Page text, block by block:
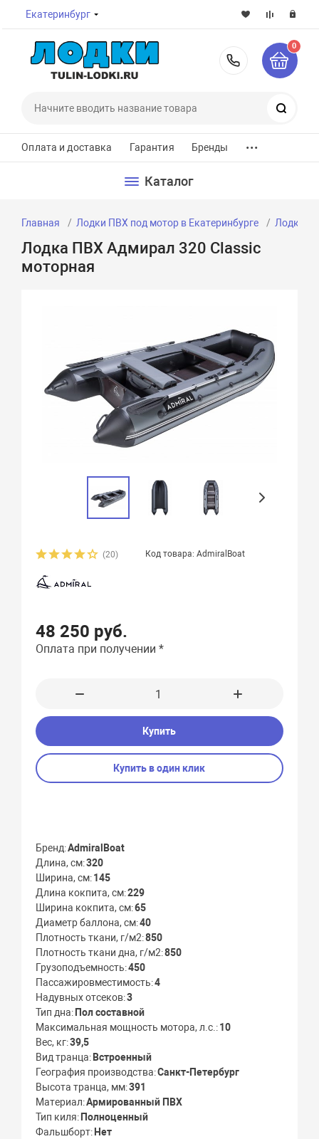
Екатеринбург
8-800-
0
Оплата и доставка Гарантия Бренды ...
Каталог
Главная Лодки ПВХ под мотор в Екатеринбурге Лодки
Лодка ПВХ Адмирал 320 Classic
моторная
(20) Код товара: AdmiralBoat
48 250 руб.
Оплата при получении *
Купить
Купить в один клик
Бренд AdmiralBoat
Длина, см 320
Ширина, см 145
Длина кокпита, см 229
Ширина кокпита, см 65
Диаметр баллона, см 40
Плотность ткани, г/м2 850
Плотность ткани дна, г/м2 850
Грузоподъемность 450
Пассажировместимость 4
Надувных отсеков 3
Тип дна Пол составной
Максимальная мощность мотора, л.с. 10
Вес, кг 39,5
Вид транца Встроенный
География производства Санкт-Петербург
Высота транца, мм 391
Материал Армированный ПВХ
Тип киля Полноценный
Фальшборт Нет